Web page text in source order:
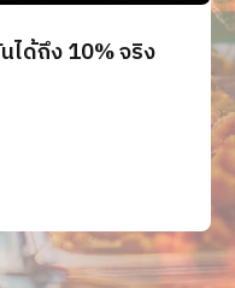
ได้ถึง 10% จริง